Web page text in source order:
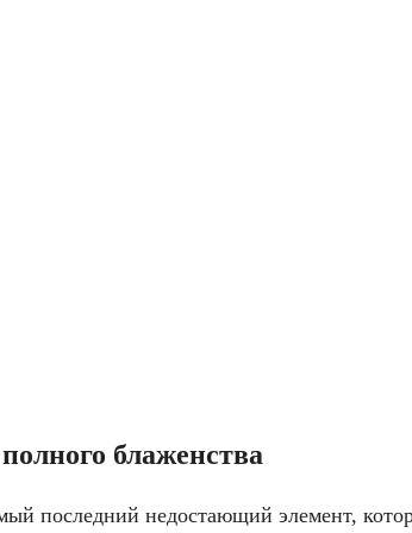
блаженства
последний недостающий элемент,